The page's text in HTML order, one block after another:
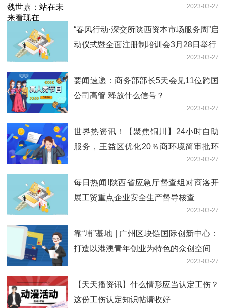
2023-03-27
“春风行动·深交所陕西资本市场服务周”启
动仪式暨全面注册制培训会3月28日举行
2023-03-27
要闻速递：商务部部长5天会见11位跨国
公司高管 释放什么信号？
2023-03-27
世界热资讯！【聚焦铜川】24小时自助
服务，王益区优化20％商环境简审批环
2023-03-27
每日热闻!陕西省应急厅督查组对商洛开
展工贸重点企业安全生产督导核查
2023-03-27
靠“埔”基地 |​ 广州区块链国际创新中心：
打造以港澳青年创业为特色的众创空间
2023-03-27
【天天播资讯】什么情形应当认定工伤？
这份工伤认定知识帖请收好